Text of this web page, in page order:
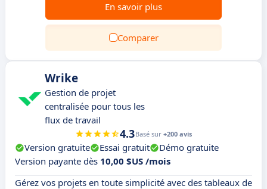
En savoir plus
Comparer
Wrike
Gestion de projet
centralisée pour tous les
flux de travail
4.3Basé sur +200 avis
Version gratuite Essai gratuit
Démo gratuite
Version payante dès 10,00 $US /mois
Gérez vos projets en toute simplicité avec des tableaux de